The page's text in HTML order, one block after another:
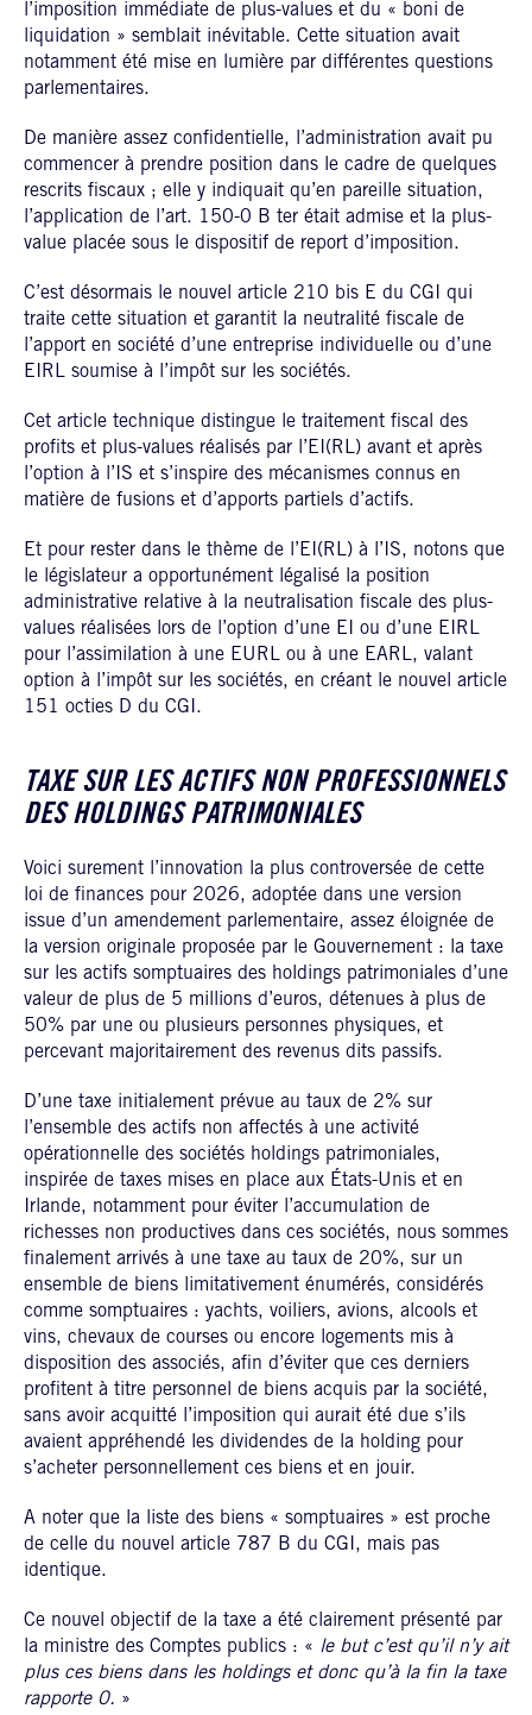
l’imposition immédiate de plus-values et du « boni de
liquidation » semblait inévitable. Cette situation avait
notamment été mise en lumière par différentes questions
parlementaires.
De manière assez confidentielle, l’administration avait pu
commencer à prendre position dans le cadre de quelques
rescrits fiscaux ; elle y indiquait qu’en pareille situation,
l’application de l’art. 150-0 B ter était admise et la plus-
value placée sous le dispositif de report d’imposition.
C’est désormais le nouvel article 210 bis E du CGI qui
traite cette situation et garantit la neutralité fiscale de
l’apport en société d’une entreprise individuelle ou d’une
EIRL soumise à l’impôt sur les sociétés.
Cet article technique distingue le traitement fiscal des
profits et plus‑values réalisés par l’EI(RL) avant et après
l’option à l’IS et s’inspire des mécanismes connus en
matière de fusions et d’apports partiels d’actifs.
Et pour rester dans le thème de l’EI(RL) à l’IS, notons que
le législateur a opportunément légalisé la position
administrative relative à la neutralisation fiscale des plus-
values réalisées lors de l’option d’une EI ou d’une EIRL
pour l’assimilation à une EURL ou à une EARL, valant
option à l’impôt sur les sociétés, en créant le nouvel article
151 octies D du CGI.
TAXE SUR LES ACTIFS NON PROFESSIONNELS
DES HOLDINGS PATRIMONIALES
Voici surement l’innovation la plus controversée de cette
loi de finances pour 2026, adoptée dans une version
issue d’un amendement parlementaire, assez éloignée de
la version originale proposée par le Gouvernement : la taxe
sur les actifs somptuaires des holdings patrimoniales d’une
valeur de plus de 5 millions d’euros, détenues à plus de
50% par une ou plusieurs personnes physiques, et
percevant majoritairement des revenus dits passifs.
D’une taxe initialement prévue au taux de 2% sur
l’ensemble des actifs non affectés à une activité
opérationnelle des sociétés holdings patrimoniales,
inspirée de taxes mises en place aux États-Unis et en
Irlande, notamment pour éviter l’accumulation de
richesses non productives dans ces sociétés, nous sommes
finalement arrivés à une taxe au taux de 20%, sur un
ensemble de biens limitativement énumérés, considérés
comme somptuaires : yachts, voiliers, avions, alcools et
vins, chevaux de courses ou encore logements mis à
disposition des associés, afin d’éviter que ces derniers
profitent à titre personnel de biens acquis par la société,
sans avoir acquitté l’imposition qui aurait été due s’ils
avaient appréhendé les dividendes de la holding pour
s’acheter personnellement ces biens et en jouir.
A noter que la liste des biens « somptuaires » est proche
de celle du nouvel article 787 B du CGI, mais pas
identique.
Ce nouvel objectif de la taxe a été clairement présenté par
la ministre des Comptes publics : « le but c’est qu’il n’y ait
plus ces biens dans les holdings et donc qu’à la fin la taxe
rapporte 0. »